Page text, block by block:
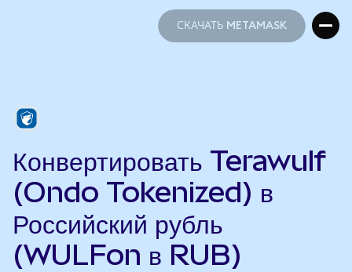
СКАЧАТЬ METAMASK
Конвертировать Terawulf
(Ondo Tokenized) в
Российский рубль
(WULFon в RUB)